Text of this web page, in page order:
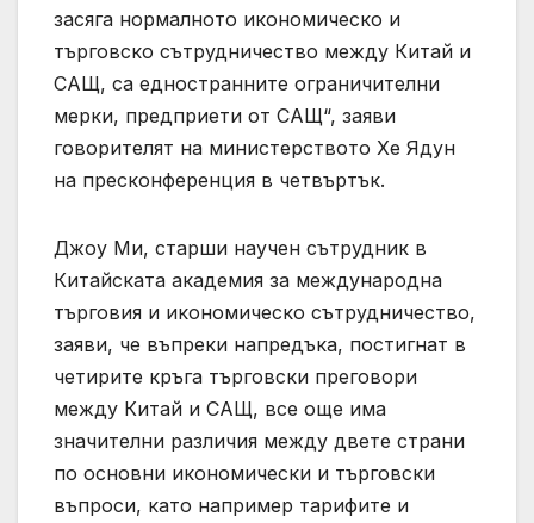
засяга нормалното икономическо и
търговско сътрудничество между Китай и
САЩ, са едностранните ограничителни
мерки, предприети от САЩ“, заяви
говорителят на министерството Хе Ядун
на пресконференция в четвъртък.
Джоу Ми, старши научен сътрудник в
Китайската академия за международна
търговия и икономическо сътрудничество,
заяви, че въпреки напредъка, постигнат в
четирите кръга търговски преговори
между Китай и САЩ, все още има
значителни различия между двете страни
по основни икономически и търговски
въпроси, като например тарифите и